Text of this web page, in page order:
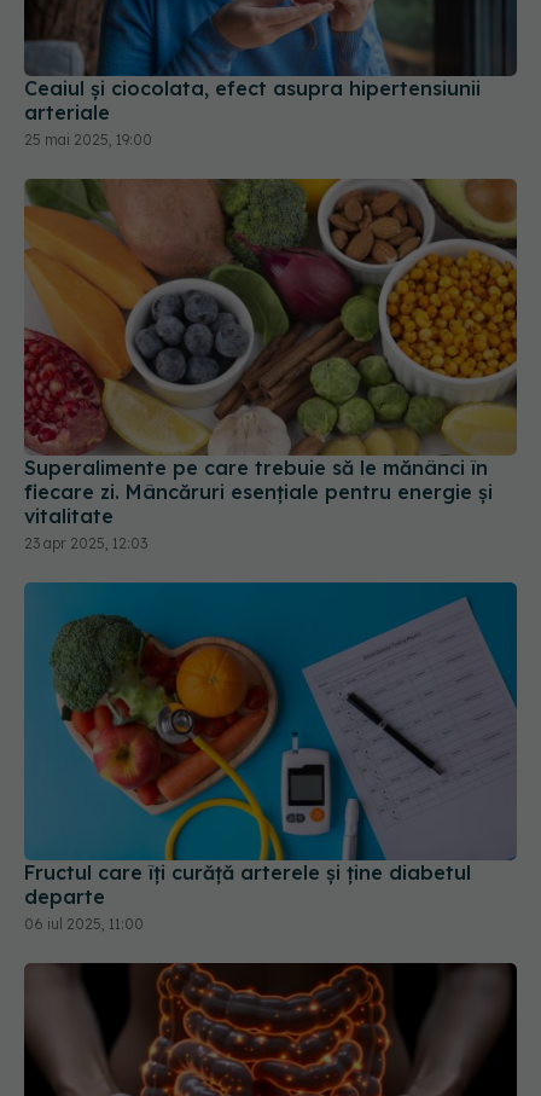
Ceaiul și ciocolata, efect asupra hipertensiunii
arteriale
25 mai 2025, 19:00
Superalimente pe care trebuie să le mănânci în
fiecare zi. Mâncăruri esențiale pentru energie și
vitalitate
23 apr 2025, 12:03
Fructul care îți curăță arterele și ține diabetul
departe
06 iul 2025, 11:00